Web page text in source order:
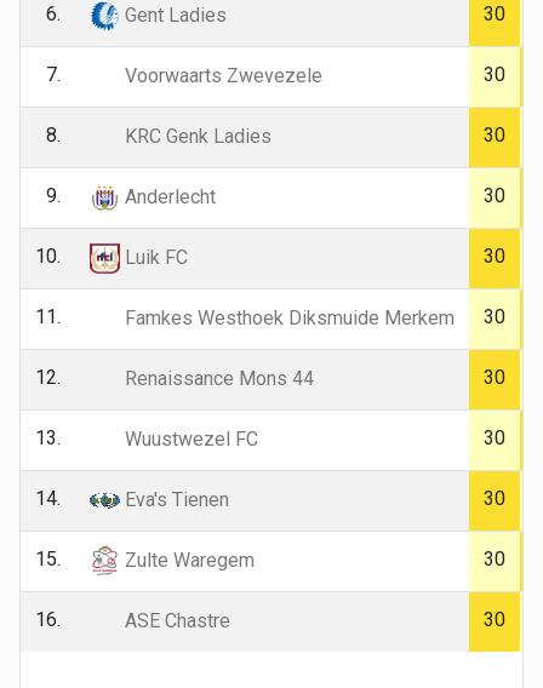
6. Gent Ladies 30
7. Voorwaarts Zwevezele 30
8. KRC Genk Ladies 30
9. Anderlecht 30
10. Luik FC 30
11. Famkes Westhoek Diksmuide Merkem 30
12. Renaissance Mons 44 30
13. Wuustwezel FC 30
14. Eva's Tienen 30
15. Zulte Waregem 30
16. ASE Chastre 30